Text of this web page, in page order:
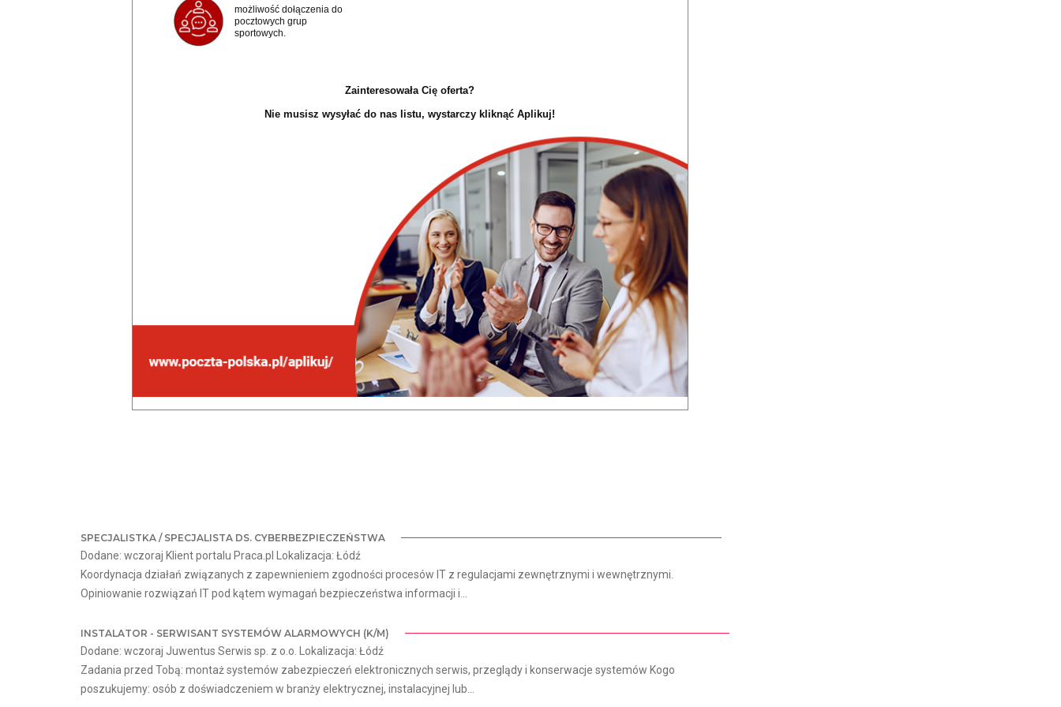
możliwość dołączenia do
pocztowych grup
sportowych.
Zainteresowała Cię oferta?
Nie musisz wysyłać do nas listu, wystarczy kliknąć Aplikuj!
SPECJALISTKA / SPECJALISTA DS. CYBERBEZPIECZEŃSTWA
Dodane: wczoraj Klient portalu Praca.pl Lokalizacja: Łódź
Koordynacja działań związanych z zapewnieniem zgodności procesów IT z regulacjami zewnętrznymi i wewnętrznymi.
Opiniowanie rozwiązań IT pod kątem wymagań bezpieczeństwa informacji i...
INSTALATOR - SERWISANT SYSTEMÓW ALARMOWYCH (K/M)
Dodane: wczoraj Juwentus Serwis sp. z o.o. Lokalizacja: Łódź
Zadania przed Tobą: montaż systemów zabezpieczeń elektronicznych serwis, przeglądy i konserwacje systemów Kogo
poszukujemy: osób z doświadczeniem w branży elektrycznej, instalacyjnej lub...